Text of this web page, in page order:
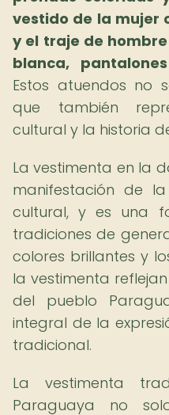
vestido de la mujer
y el traje de
blanca,
Estos atuendos no
que también
cultural y la historia
La vestimenta en la
manifestación de
cultural, y es una
tradiciones de
colores brillantes y
la vestimenta
del pueblo
integral de la
tradicional.
La vestimenta
Paraguaya no